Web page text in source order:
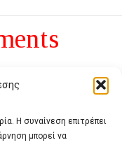
Η συναίνεση επιτρέπει
μπορεί να
είναι το αντίθετο της